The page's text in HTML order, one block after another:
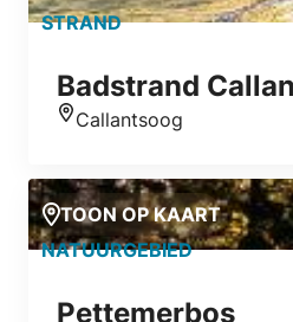
STRAND
Badstrand
Callantsoog
TOON OP KAART
NATUURGEBIED
Pettemerbos